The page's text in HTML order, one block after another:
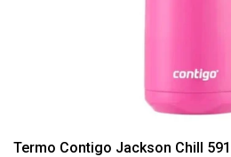
Termo Contigo Jackson Chill